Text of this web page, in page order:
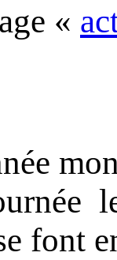
«
font